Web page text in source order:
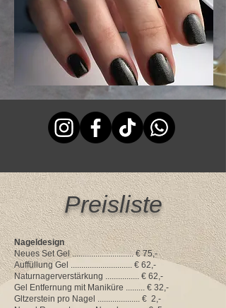
Preisliste
Nageldesign
Neues Set Gel ............................. € 75,-
Auffüllung Gel ............................. € 62,-
Naturnagerverstärkung ................ € 62,-
Gel Entfernung mit Maniküre ......... € 32,-
Gltzerstein pro Nagel .................... € 2,-